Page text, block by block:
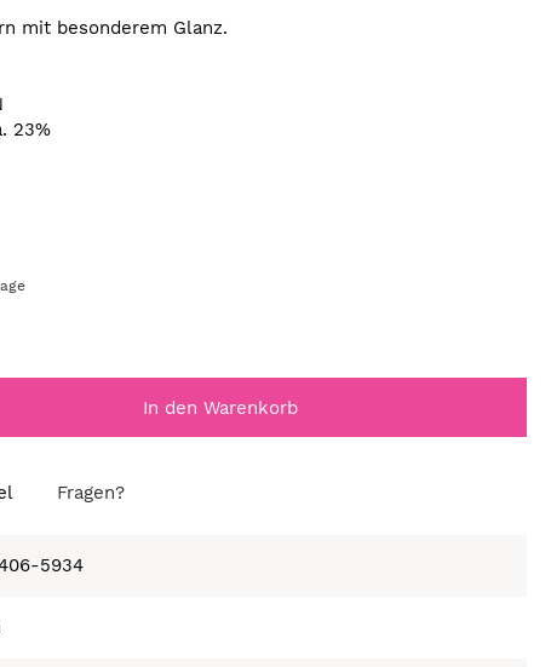
mit besonderem Glanz.
23%
In den Warenkorb
Fragen?
5934